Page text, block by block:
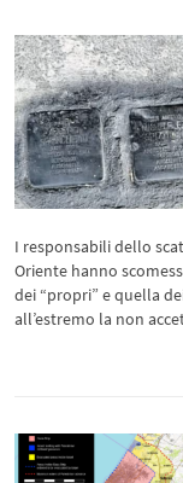
I responsabili dello
Oriente hanno
dei “propri” e quella
all’estremo la non